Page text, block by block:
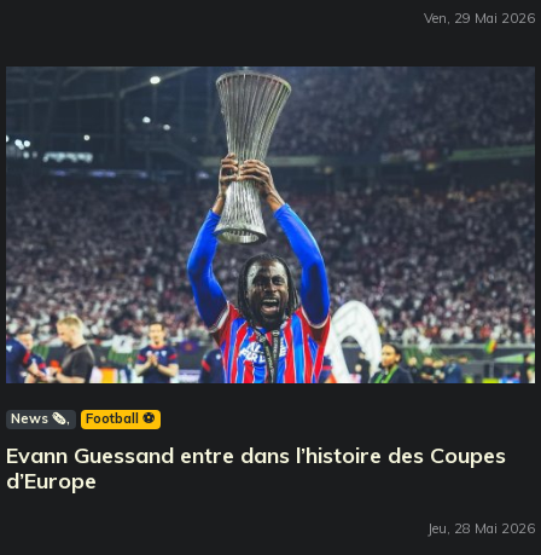
Ven, 29 Mai 2026
News 🗞️ Football ⚽️
Evann Guessand entre dans l’histoire des Coupes
d’Europe
Jeu, 28 Mai 2026